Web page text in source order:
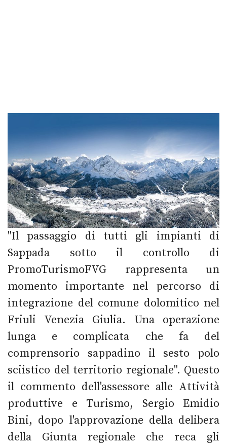
"Il passaggio di tutti gli impianti di
Sappada sotto il controllo di
PromoTurismoFVG rappresenta un
momento importante nel percorso di
integrazione del comune dolomitico nel
Friuli Venezia Giulia. Una operazione
lunga e complicata che fa del
comprensorio sappadino il sesto polo
sciistico del territorio regionale". Questo
il commento dell'assessore alle Attività
produttive e Turismo, Sergio Emidio
Bini, dopo l'approvazione della delibera
della Giunta regionale che reca gli